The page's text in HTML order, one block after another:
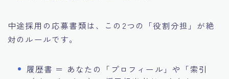
中途採用の応募書類は、この2つの「役割分担」が絶
対のルールです。
履歴書 ＝ あなたの「プロフィール」や「索引